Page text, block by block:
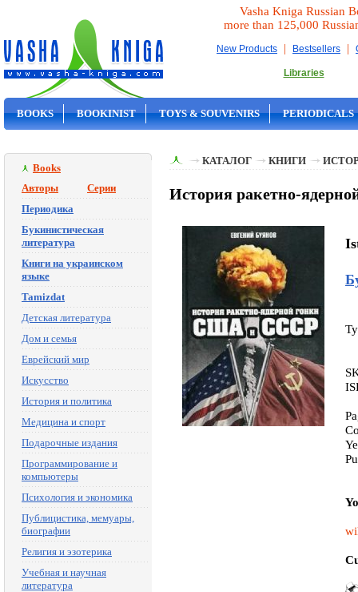
Vasha Kniga Russian
more than 125,000
New Products | Bestsellers |
Libraries
BOOKS BOOKINIST TOYS & SOUVENIRS PERIODICALS
Books
Авторы
Серии
Периодика
Букинистическая
литература
Книги на украинском
языке
Tamizdat
Детская литература
Дом и семья
Еврейский мир
Искусство
История и политика
Медицина и спорт
Подарочные издания
Программирование и
компьютеры
Психология и экономика
Публицистика, мемуары,
биографии
Религия и эзотерика
Учебная и научная
литература
КАТАЛОГ КНИГИ
История ракетно-